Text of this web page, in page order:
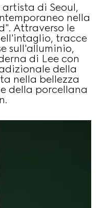
artista di Seoul,
nella
Attraverso le
tracce
sull'alluminio,
di Lee con
della
nella bellezza
della porcellana